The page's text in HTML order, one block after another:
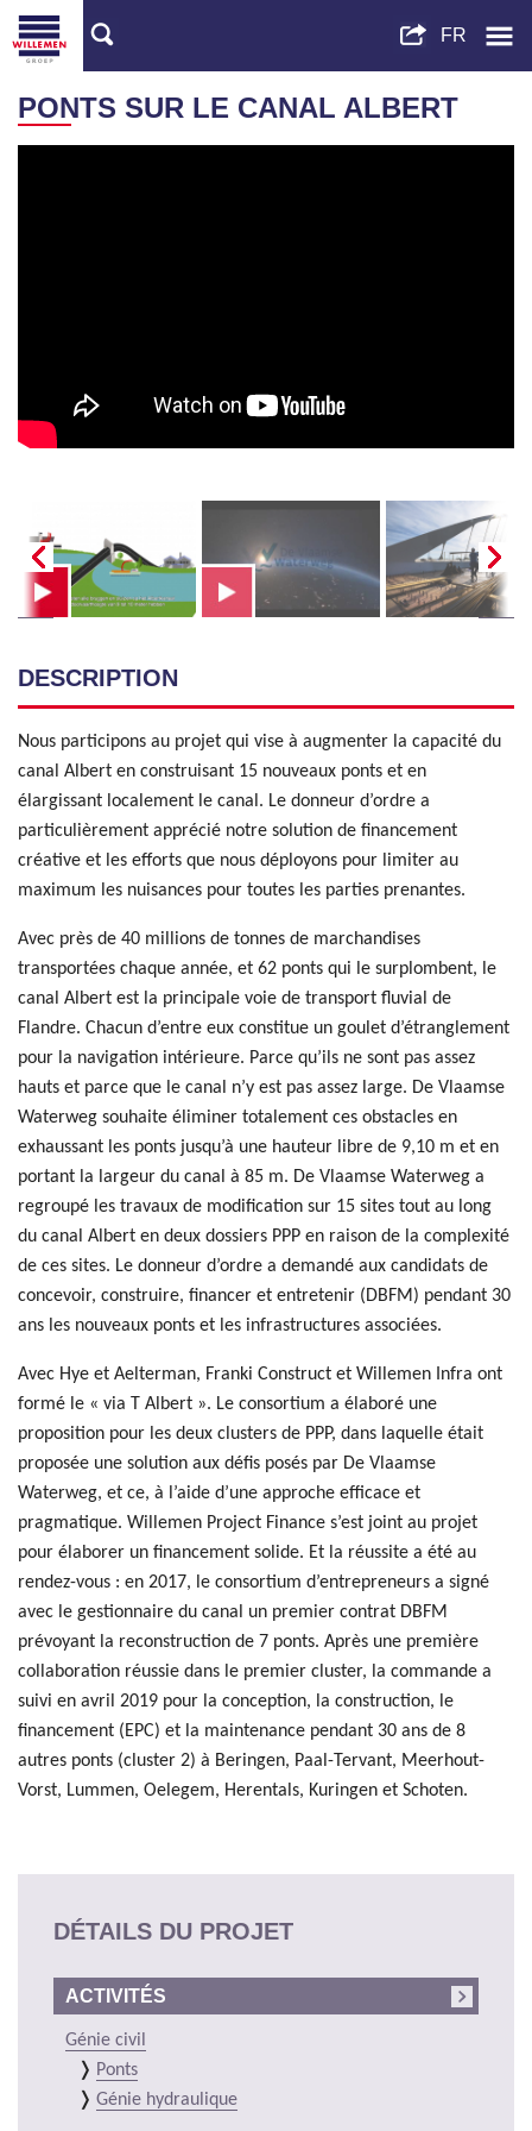
PONTS SUR LE CANAL ALBERT
DESCRIPTION
Nous participons au projet qui vise à augmenter la capacité du
canal Albert en construisant 15 nouveaux ponts et en
élargissant localement le canal. Le donneur d’ordre a
particulièrement apprécié notre solution de financement
créative et les efforts que nous déployons pour limiter au
maximum les nuisances pour toutes les parties prenantes.
Avec près de 40 millions de tonnes de marchandises
transportées chaque année, et 62 ponts qui le surplombent, le
canal Albert est la principale voie de transport fluvial de
Flandre. Chacun d’entre eux constitue un goulet d’étranglement
pour la navigation intérieure. Parce qu’ils ne sont pas assez
hauts et parce que le canal n’y est pas assez large. De Vlaamse
Waterweg souhaite éliminer totalement ces obstacles en
exhaussant les ponts jusqu’à une hauteur libre de 9,10 m et en
portant la largeur du canal à 85 m. De Vlaamse Waterweg a
regroupé les travaux de modification sur 15 sites tout au long
du canal Albert en deux dossiers PPP en raison de la complexité
de ces sites. Le donneur d’ordre a demandé aux candidats de
concevoir, construire, financer et entretenir (DBFM) pendant 30
ans les nouveaux ponts et les infrastructures associées.
Avec Hye et Aelterman, Franki Construct et Willemen Infra ont
formé le « via T Albert ». Le consortium a élaboré une
proposition pour les deux clusters de PPP, dans laquelle était
proposée une solution aux défis posés par De Vlaamse
Waterweg, et ce, à l’aide d’une approche efficace et
pragmatique. Willemen Project Finance s’est joint au projet
pour élaborer un financement solide. Et la réussite a été au
rendez-vous : en 2017, le consortium d’entrepreneurs a signé
avec le gestionnaire du canal un premier contrat DBFM
prévoyant la reconstruction de 7 ponts. Après une première
collaboration réussie dans le premier cluster, la commande a
suivi en avril 2019 pour la conception, la construction, le
financement (EPC) et la maintenance pendant 30 ans de 8
autres ponts (cluster 2) à Beringen, Paal-Tervant, Meerhout-
Vorst, Lummen, Oelegem, Herentals, Kuringen et Schoten.
DÉTAILS DU PROJET
ACTIVITÉS
Génie civil
Ponts
Génie hydraulique